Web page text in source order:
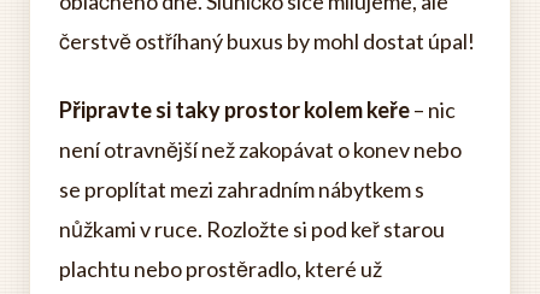
čerstvě ostříhaný buxus by mohl dostat úpal!
Připravte si taky prostor kolem keře– nic
není otravnější než zakopávat o konev nebo
se proplítat mezi zahradním nábytkem s
nůžkami v ruce. Rozložte si pod keř starou
plachtu nebo prostěradlo, které už